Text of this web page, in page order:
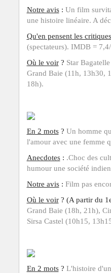
Notre avis: Un film
une histoire linéaire. A
Qu'en pensentles critiques
(spectateurs). IMDB =
Où le voir? Star
Grand Baie (11h, 13h30,
18h).
En 2 mots? Un homme
l'amour avec une femme
Anecdotes: .Choc des
humour une société
Notre avis: Film pas
Où le voir? (A partir du
Grand Baie (18h, 21h),
Sirsa Castel (10h15,
En 2 mots? L'histoire